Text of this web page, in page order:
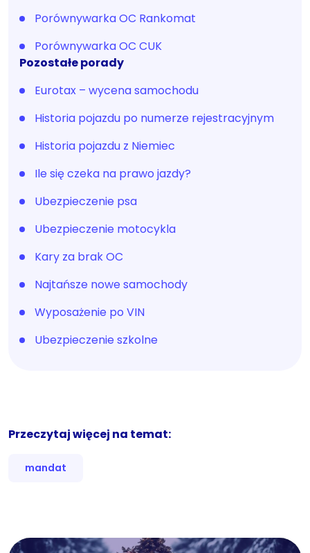
Porównywarka OC Rankomat
Porównywarka OC CUK
Pozostałe porady
Eurotax – wycena samochodu
Historia pojazdu po numerze rejestracyjnym
Historia pojazdu z Niemiec
Ile się czeka na prawo jazdy?
Ubezpieczenie psa
Ubezpieczenie motocykla
Kary za brak OC
Najtańsze nowe samochody
Wyposażenie po VIN
Ubezpieczenie szkolne
Przeczytaj więcej na temat:
mandat